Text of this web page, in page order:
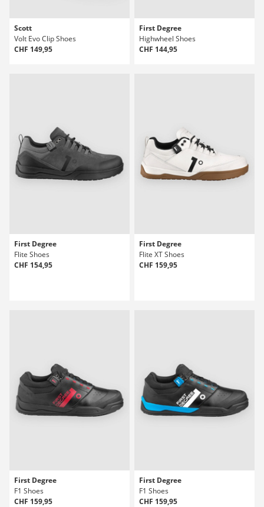
Scott
Volt Evo Clip Shoes
CHF 149,95
First Degree
Highwheel Shoes
CHF 144,95
First Degree
Flite Shoes
CHF 154,95
First Degree
Flite XT Shoes
CHF 159,95
First Degree
F1 Shoes
CHF 159,95
First Degree
F1 Shoes
CHF 159,95